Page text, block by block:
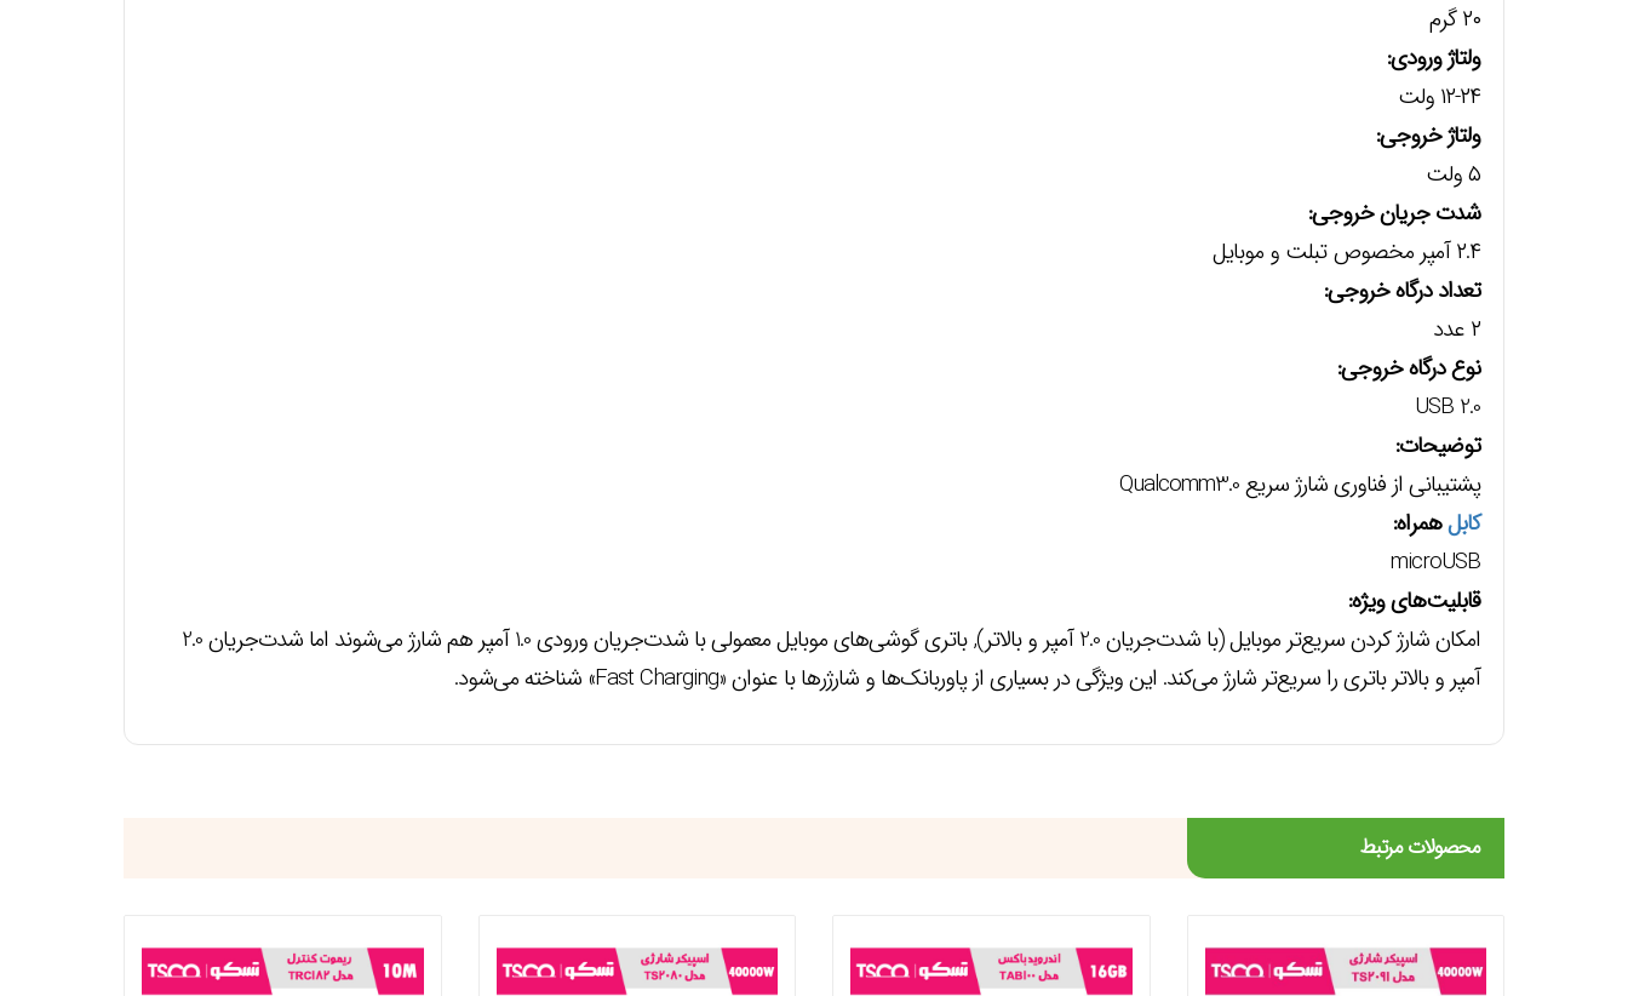
۲۰ گرم
ولتاژ ورودی:
۱۲-۲۴ ولت
ولتاژ خروجی:
۵ ولت
شدت جریان خروجی:
۲.۴ آمپر مخصوص تبلت و موبایل
تعداد درگاه خروجی:
۲ عدد
نوع درگاه خروجی:
USB 2.0
توضیحات:
پشتیبانی از فناوری شارژ سریع Qualcomm3.0
کابلهمراه:
microUSB
قابلیت‌های ویژه:
امکان شارژ کردن سریع‌تر موبایل (با شدت‌جریان 2.0 آمپر و بالاتر), باتری گوشی‌های موبایل معمولی با شدت‌جریان ورودی 1.0 آمپر هم شارژ می‌شوند اما شدت‌جریان 2.0
آمپر و بالاتر باتری را سریع‌تر شارژ می‌کند. این ویژگی در بسیاری از پاوربانک‌ها و شارژرها با عنوان «Fast Charging» شناخته می‌شود.
محصولات مرتبط